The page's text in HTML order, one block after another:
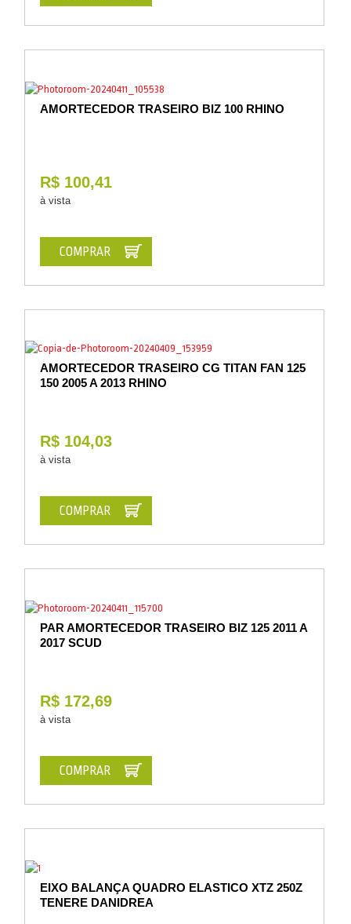
AMORTECEDOR TRASEIRO BIZ 100 RHINO
R$ 100,41
à vista
COMPRAR
AMORTECEDOR TRASEIRO CG TITAN FAN 125
150 2005 A 2013 RHINO
R$ 104,03
à vista
COMPRAR
PAR AMORTECEDOR TRASEIRO BIZ 125 2011 A
2017 SCUD
R$ 172,69
à vista
COMPRAR
EIXO BALANÇA QUADRO ELASTICO XTZ 250Z
TENERE DANIDREA